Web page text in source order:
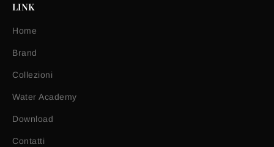
LINK
Home
Brand
Collezioni
Water Academy
Download
Contatti